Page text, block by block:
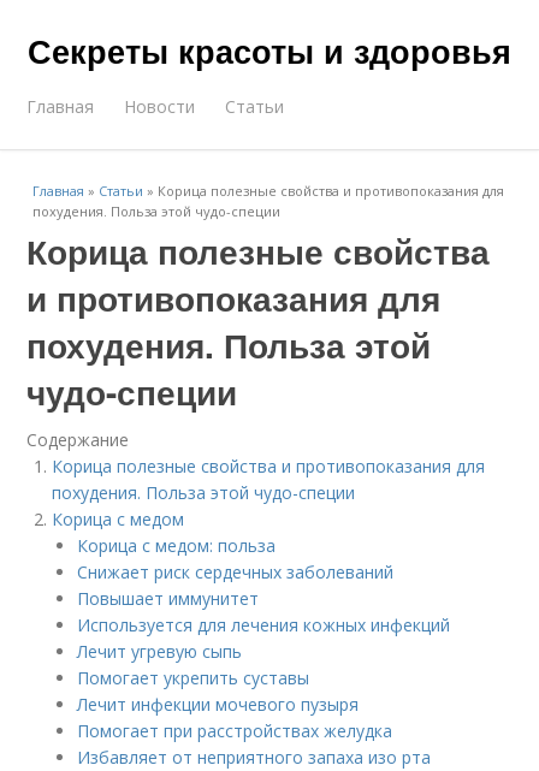
Секреты красоты и здоровья
Главная Новости Статьи
Главная » Статьи » Корица полезные свойства и противопоказания для
похудения. Польза этой чудо-специи
Корица полезные свойства
и противопоказания для
похудения. Польза этой
чудо-специи
Содержание
Корица полезные свойства и противопоказания для
похудения. Польза этой чудо-специи
Корица с медом
Корица с медом: польза
Снижает риск сердечных заболеваний
Повышает иммунитет
Используется для лечения кожных инфекций
Лечит угревую сыпь
Помогает укрепить суставы
Лечит инфекции мочевого пузыря
Помогает при расстройствах желудка
Избавляет от неприятного запаха изо рта